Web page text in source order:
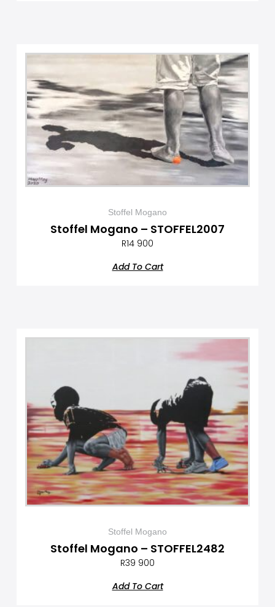
Stoffel Mogano
Stoffel Mogano – STOFFEL2007
R14 900
Add To Cart
Stoffel Mogano
Stoffel Mogano – STOFFEL2482
R39 900
Add To Cart